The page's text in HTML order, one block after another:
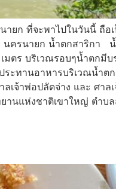
ยก ที่จะพาไปในวันนี้ ถือ
นครนายก น้ำตกสาริกา
ตร บริเวณรอบๆน้ำตกมีบ
ะทานอาหารบริเวณน้ำต
จ้าพ่อปลัดจ่าง และ ศาล
นแห่งชาติเขาใหญ่ ตำบล